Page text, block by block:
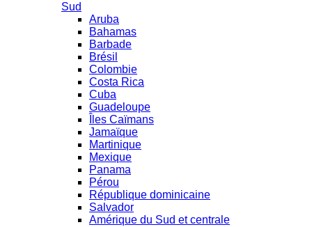
Sud
Aruba
Bahamas
Barbade
Brésil
Colombie
Costa Rica
Cuba
Guadeloupe
Îles Caïmans
Jamaïque
Martinique
Mexique
Panama
Pérou
République dominicaine
Salvador
Amérique du Sud et centrale